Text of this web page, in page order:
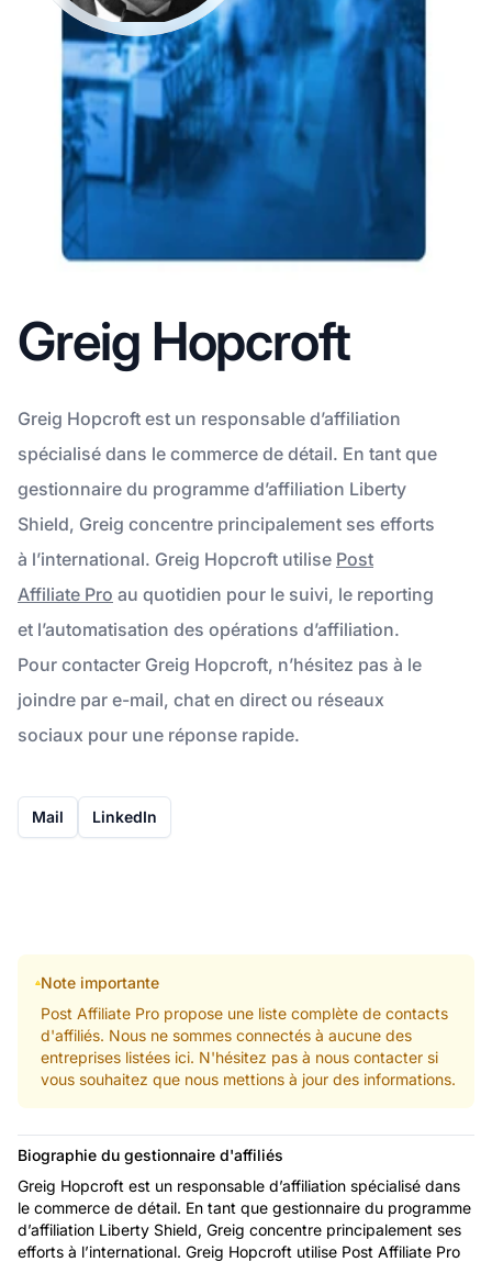
Greig Hopcroft
Greig Hopcroft est un responsable d’affiliation
spécialisé dans le commerce de détail. En tant que
gestionnaire du programme d’affiliation Liberty
Shield, Greig concentre principalement ses efforts
à l’international. Greig Hopcroft utilise Post
Affiliate Pro au quotidien pour le suivi, le reporting
et l’automatisation des opérations d’affiliation.
Pour contacter Greig Hopcroft, n’hésitez pas à le
joindre par e-mail, chat en direct ou réseaux
sociaux pour une réponse rapide.
Mail LinkedIn
Note importante
Post Affiliate Pro propose une liste complète de contacts
d'affiliés. Nous ne sommes connectés à aucune des
entreprises listées ici. N'hésitez pas à nous contacter si
vous souhaitez que nous mettions à jour des informations.
Biographie du gestionnaire d'affiliés
Greig Hopcroft est un responsable d’affiliation spécialisé dans
le commerce de détail. En tant que gestionnaire du programme
d’affiliation Liberty Shield, Greig concentre principalement ses
efforts à l’international. Greig Hopcroft utilise Post Affiliate Pro